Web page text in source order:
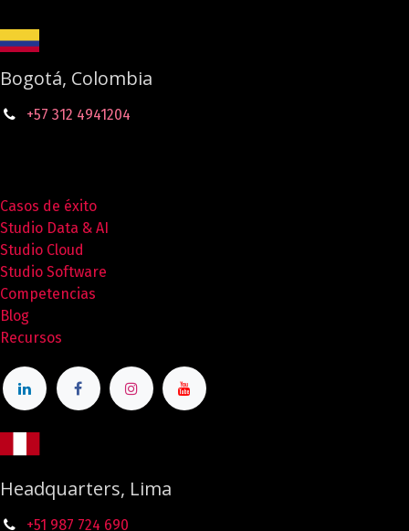
Bogotá, Colombia
+57 312 4941204
Casos de éxito
Studio Data & AI
Studio Cloud
Studio Software
Competencias
Blog
Recursos
Headquarters, Lima
+51 987 724 690